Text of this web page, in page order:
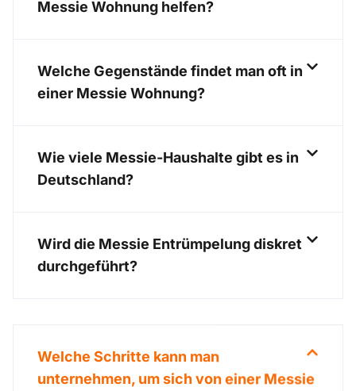
Messie Wohnung helfen?
Welche Gegenstände findet man oft in
einer Messie Wohnung?
Wie viele Messie-Haushalte gibt es in
Deutschland?
Wird die Messie Entrümpelung diskret
durchgeführt?
Welche Schritte kann man
unternehmen, um sich von einer Messie